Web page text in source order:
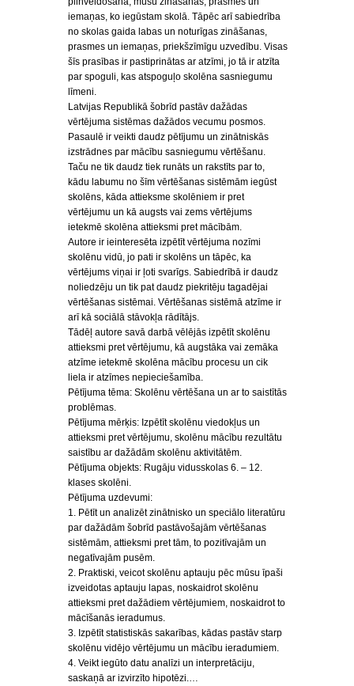
iemaņas, ko iegūstam skolā. Tāpēc arī sabiedrība
no skolas gaida labas un noturīgas zināšanas,
prasmes un iemaņas, priekšzīmīgu uzvedību. Visas
šīs prasības ir pastiprinātas ar atzīmi, jo tā ir atzīta
par spoguli, kas atspoguļo skolēna sasniegumu
līmeni.
Latvijas Republikā šobrīd pastāv dažādas
vērtējuma sistēmas dažādos vecumu posmos.
Pasaulē ir veikti daudz pētījumu un zinātniskās
izstrādnes par mācību sasniegumu vērtēšanu.
Taču ne tik daudz tiek runāts un rakstīts par to,
kādu labumu no šīm vērtēšanas sistēmām iegūst
skolēns, kāda attieksme skolēniem ir pret
vērtējumu un kā augsts vai zems vērtējums
ietekmē skolēna attieksmi pret mācībām.
Autore ir ieinteresēta izpētīt vērtējuma nozīmi
skolēnu vidū, jo pati ir skolēns un tāpēc, ka
vērtējums viņai ir ļoti svarīgs. Sabiedrībā ir daudz
noliedzēju un tik pat daudz piekritēju tagadējai
vērtēšanas sistēmai. Vērtēšanas sistēmā atzīme ir
arī kā sociālā stāvokļa rādītājs.
Tādēļ autore savā darbā vēlējās izpētīt skolēnu
attieksmi pret vērtējumu, kā augstāka vai zemāka
atzīme ietekmē skolēna mācību procesu un cik
liela ir atzīmes nepieciešamība.
Pētījuma tēma: Skolēnu vērtēšana un ar to saistītās
problēmas.
Pētījuma mērķis: Izpētīt skolēnu viedokļus un
attieksmi pret vērtējumu, skolēnu mācību rezultātu
saistību ar dažādām skolēnu aktivitātēm.
Pētījuma objekts: Rugāju vidusskolas 6. – 12.
klases skolēni.
Pētījuma uzdevumi:
1. Pētīt un analizēt zinātnisko un speciālo literatūru
par dažādām šobrīd pastāvošajām vērtēšanas
sistēmām, attieksmi pret tām, to pozitīvajām un
negatīvajām pusēm.
2. Praktiski, veicot skolēnu aptauju pēc mūsu īpaši
izveidotas aptauju lapas, noskaidrot skolēnu
attieksmi pret dažādiem vērtējumiem, noskaidrot to
mācīšanās ieradumus.
3. Izpētīt statistiskās sakarības, kādas pastāv starp
skolēnu vidējo vērtējumu un mācību ieradumiem.
4. Veikt iegūto datu analīzi un interpretāciju,
saskaņā ar izvirzīto hipotēzi.…